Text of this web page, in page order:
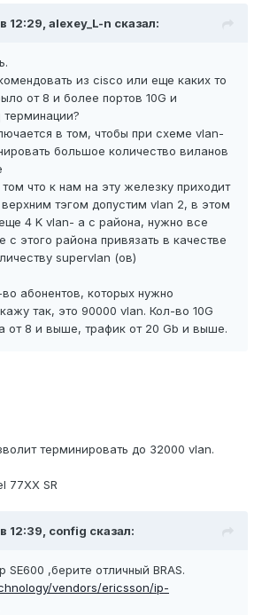
12:29, alexey_L-n сказал:
из cisco или еще каких то
от 8 и более портов 10G и
в том, чтобы при схеме vlan-
большое количество виланов
что к нам на эту железку приходит
тэгом допустим vlan 2, в этом
4 K vlan- a с района, нужно все
с этого района привязать в качестве
supervlan (ов)
абонентов, которых нужно
так, это 90000 vlan. Кол-во 10G
от 8 и выше, трафик от 20 Gb и выше.
терминировать до 32000 vlan.
77XX SR
12:39, config сказал:
SE600 ,берите отличный BRAS.
vendors/ericsson/ip-